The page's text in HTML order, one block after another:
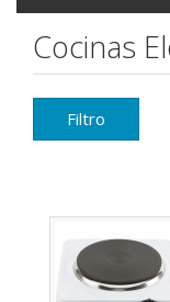
Cocinas
Filtro